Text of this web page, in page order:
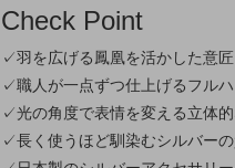
Check Point
✓羽を広げる鳳凰を活かした意匠
✓職人が一点ずつ仕上げるフル
✓光の角度で表情を変える立体
✓長く使うほど馴染むシルバー